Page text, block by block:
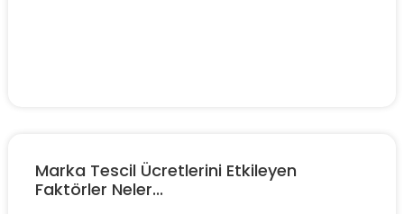
Marka Tescil Ücretlerini Etkileyen
Faktörler Neler...